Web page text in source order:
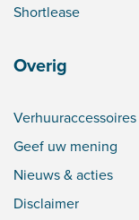
Shortlease
Overig
Verhuuraccessoires
Geef uw mening
Nieuws & acties
Disclaimer